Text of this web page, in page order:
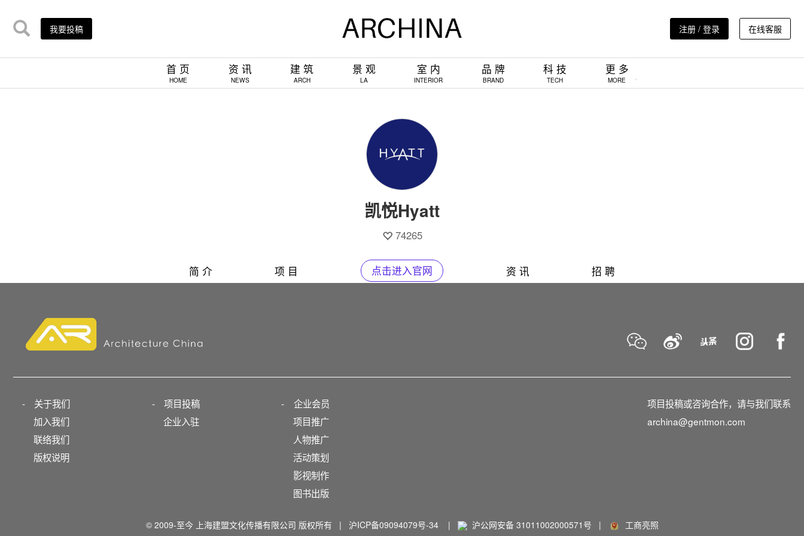
我要投稿 注册 / 登录 在线客服
首 页
HOME
资 讯
NEWS
建 筑
ARCH
景 观
LA
室 内
INTERIOR
品 牌
BRAND
科 技
TECH
更 多
MORE
凯悦Hyatt
74265
简 介 项 目 点击进入官网 资 讯 招 聘
-
关于我们
加入我们
联络我们
版权说明
-
项目投稿
企业入驻
-
企业会员
项目推广
人物推广
活动策划
影视制作
图书出版
项目投稿或咨询合作，请与我们联系
archina@gentmon.com
© 2009-至今 上海建盟文化传播有限公司 版权所有 | 沪ICP备09094079号-34| 沪公网安备 31011002000571号 | 工商亮照